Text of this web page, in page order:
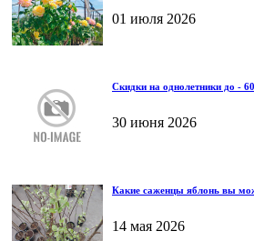
01 июля 2026
Скидки на однолетники до -
30 июня 2026
Какие саженцы яблонь вы
14 мая 2026